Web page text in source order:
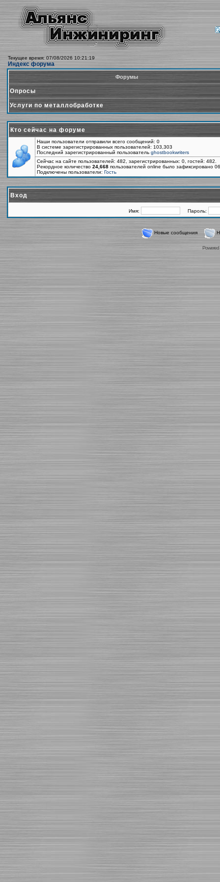
Текущее время: 07/08/2026 10:21:19
Индекс форума
Форумы
Опросы
Услуги по металлобработке
Кто сейчас на форуме
Наши пользователи отправили всего сообщений: 0
В системе зарегистрированных пользователей: 103,303
Последний зарегистрированный пользователь ghostbookwriters
Сейчас на сайте пользователей: 482, зарегистрированных: 0, гостей:
Рекордное количество 24,668 пользователей online было зафиксировано
Подключены пользователи: Гость
Вход
Имя: Пароль:
Новые сообщения